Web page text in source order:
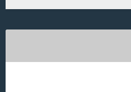
Determinar el tipo, la ubicación
Recomendar y gestionar la
Cuidados paliativos Ofrecer